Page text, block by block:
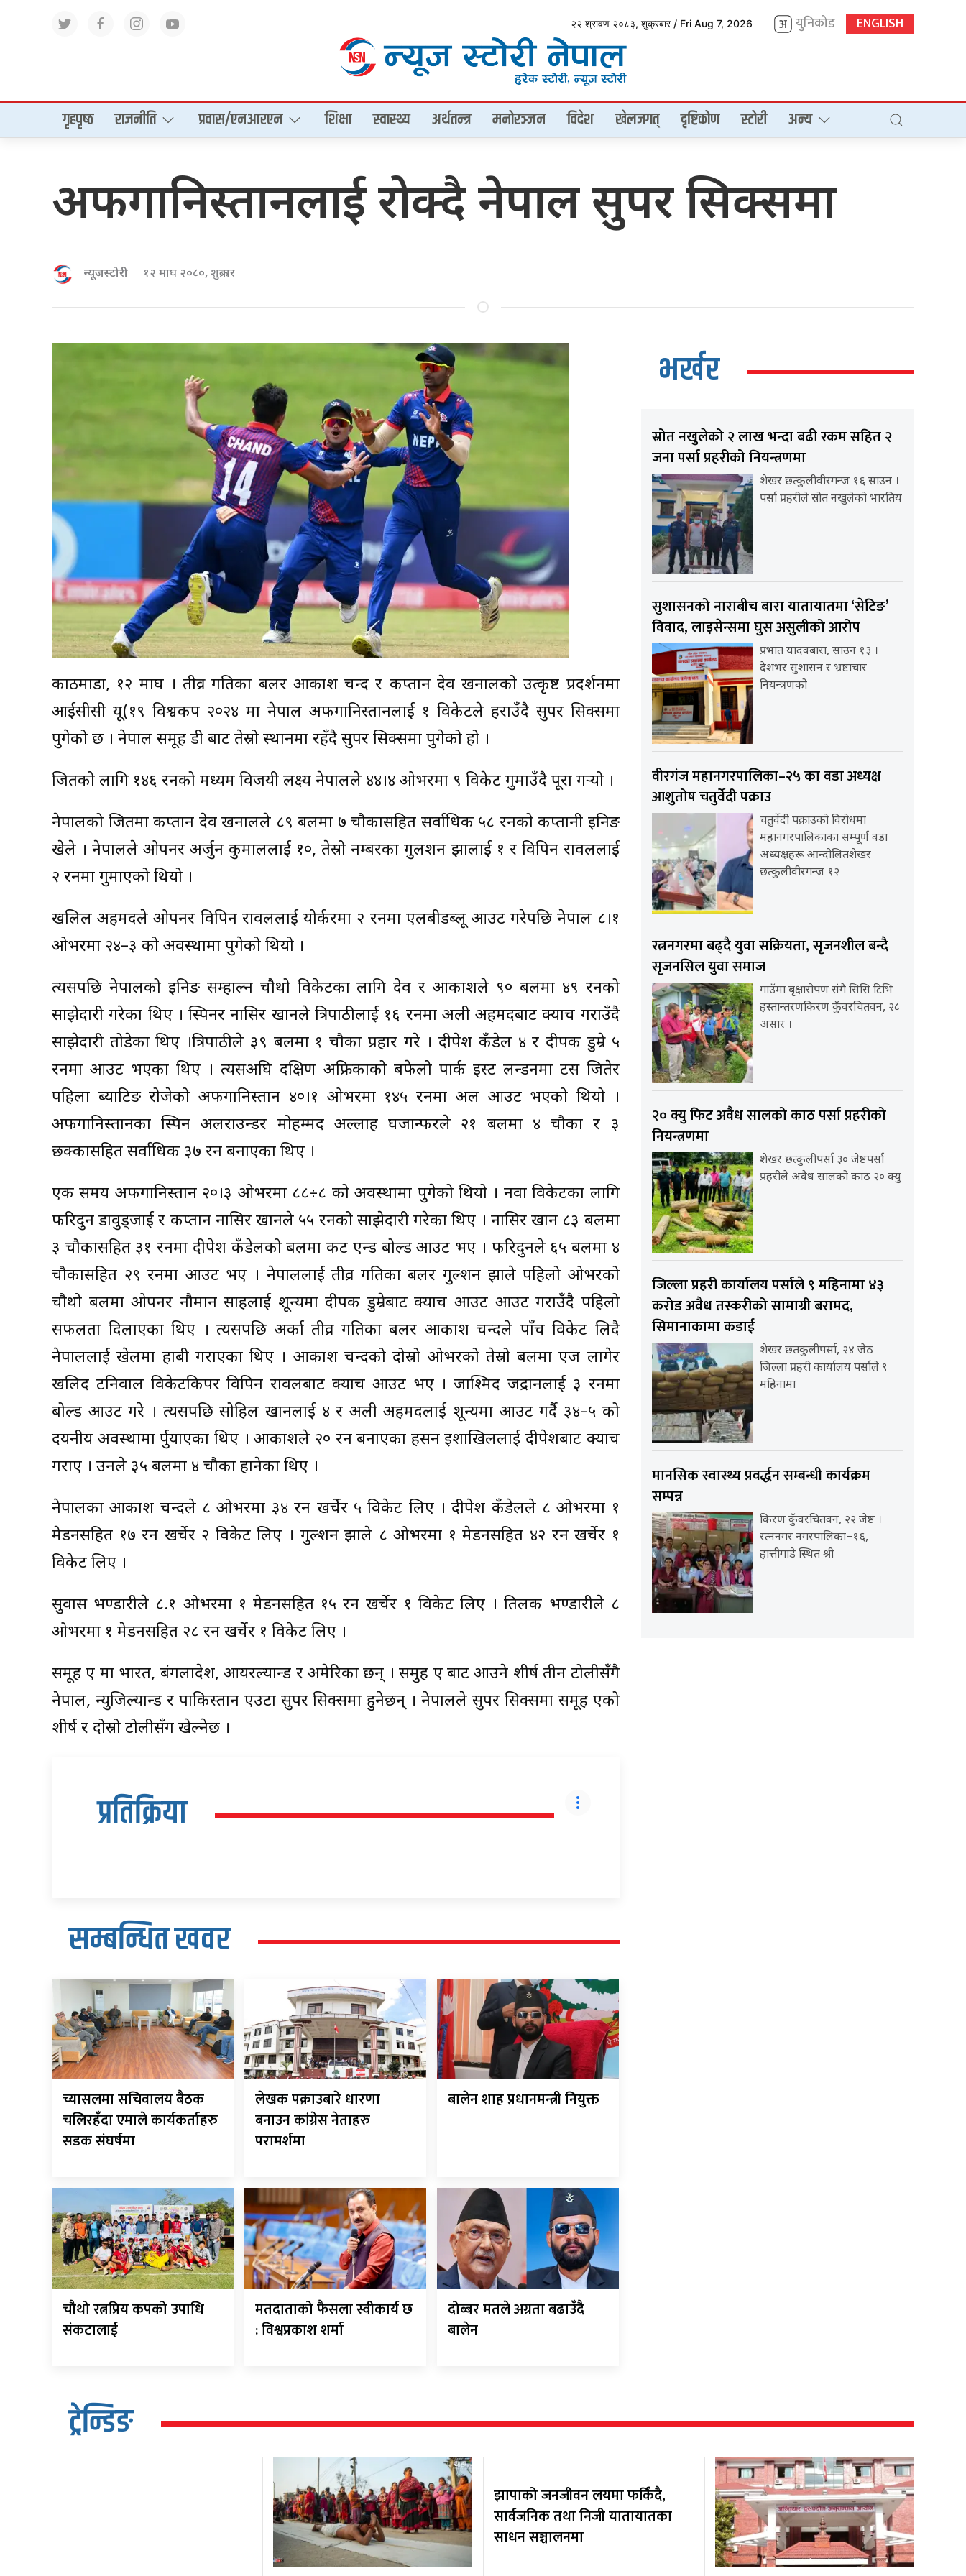
२२ श्रावण २०८३, शुक्रबार / Fri Aug 7, 2026 युनिकोड ENGLISH
गृहपृष्‍ठ राजनीति प्रवास/एनआरएन शिक्षा स्वास्थ्य अर्थतन्त्र मनोरञ्जन विदेश खेलजगत् दृष्टिकोण स्टोरी अन्य
अफगानिस्तानलाई रोक्दै नेपाल सुपर सिक्समा
न्यूजस्टोरी १२ माघ २०८०, शुक्रबार
काठमाडौं, १२ माघ । तीव्र गतिका बलर आकाश चन्द र कप्तान देव खनालको उत्कृष्ट प्रदर्शनमा
आईसीसी यू(१९ विश्वकप २०२४ मा नेपाल अफगानिस्तानलाई १ विकेटले हराउँदै सुपर सिक्समा
पुगेको छ । नेपाल समूह डी बाट तेस्रो स्थानमा रहँदै सुपर सिक्समा पुगेको हो ।
जितको लागि १४६ रनको मध्यम विजयी लक्ष्य नेपालले ४४।४ ओभरमा ९ विकेट गुमाउँदै पूरा गर्‍यो ।
नेपालको जितमा कप्तान देव खनालले ८९ बलमा ७ चौकासहित सर्वाधिक ५८ रनको कप्तानी इनिङ
खेले । नेपालले ओपनर अर्जुन कुमाललाई १०, तेस्रो नम्बरका गुलशन झालाई १ र विपिन रावललाई
२ रनमा गुमाएको थियो ।
खलिल अहमदले ओपनर विपिन रावललाई योर्करमा २ रनमा एलबीडब्लू आउट गरेपछि नेपाल ८।१
ओभरमा २४–३ को अवस्थामा पुगेको थियो ।
त्यसपछि नेपालको इनिङ सम्हाल्न चौथो विकेटका लागि देव र आकाशले ९० बलमा ४९ रनको
साझेदारी गरेका थिए । स्पिनर नासिर खानले त्रिपाठीलाई १६ रनमा अली अहमदबाट क्याच गराउँदै
साझेदारी तोडेका थिए ।त्रिपाठीले ३९ बलमा १ चौका प्रहार गरे । दीपेश कँडेल ४ र दीपक डुम्रे ५
रनमा आउट भएका थिए । त्यसअघि दक्षिण अफ्रिकाको बफेलो पार्क इस्ट लन्डनमा टस जितेर
पहिला ब्याटिङ रोजेको अफगानिस्तान ४०।१ ओभरमा १४५ रनमा अल आउट भएको थियो ।
अफगानिस्तानका स्पिन अलराउन्डर मोहम्मद अल्लाह घजान्फरले २१ बलमा ४ चौका र ३
छक्कासहित सर्वाधिक ३७ रन बनाएका थिए ।
एक समय अफगानिस्तान २०।३ ओभरमा ८८÷८ को अवस्थामा पुगेको थियो । नवौं विकेटका लागि
फरिदुन डावुड्जाई र कप्तान नासिर खानले ५५ रनको साझेदारी गरेका थिए । नासिर खान ८३ बलमा
३ चौकासहित ३१ रनमा दीपेश कँडेलको बलमा कट एन्ड बोल्ड आउट भए । फरिदुनले ६५ बलमा ४
चौकासहित २९ रनमा आउट भए । नेपाललाई तीव्र गतिका बलर गुल्शन झाले पहिलो ओभरको
चौथो बलमा ओपनर नौमान साहलाई शून्यमा दीपक डुम्रेबाट क्याच आउट आउट गराउँदै पहिलो
सफलता दिलाएका थिए । त्यसपछि अर्का तीव्र गतिका बलर आकाश चन्दले पाँच विकेट लिदै
नेपाललाई खेलमा हाबी गराएका थिए । आकाश चन्दको दोस्रो ओभरको तेस्रो बलमा एज लागेर
खलिद टनिवाल विकेटकिपर विपिन रावलबाट क्याच आउट भए । जाश्मिद जद्रानलाई ३ रनमा
बोल्ड आउट गरे । त्यसपछि सोहिल खानलाई ४ र अली अहमदलाई शून्यमा आउट गर्दै ३४–५ को
दयनीय अवस्थामा र्पुयाएका थिए । आकाशले २० रन बनाएका हसन इशाखिललाई दीपेशबाट क्याच
गराए । उनले ३५ बलमा ४ चौका हानेका थिए ।
नेपालका आकाश चन्दले ८ ओभरमा ३४ रन खर्चेर ५ विकेट लिए । दीपेश कँडेलले ८ ओभरमा १
मेडनसहित १७ रन खर्चेर २ विकेट लिए । गुल्शन झाले ८ ओभरमा १ मेडनसहित ४२ रन खर्चेर १
विकेट लिए ।
सुवास भण्डारीले ८.१ ओभरमा १ मेडनसहित १५ रन खर्चेर १ विकेट लिए । तिलक भण्डारीले ८
ओभरमा १ मेडनसहित २८ रन खर्चेर १ विकेट लिए ।
समूह ए मा भारत, बंगलादेश, आयरल्यान्ड र अमेरिका छन् । समुह ए बाट आउने शीर्ष तीन टोलीसँगै
नेपाल, न्युजिल्यान्ड र पाकिस्तान एउटा सुपर सिक्समा हुनेछन् । नेपालले सुपर सिक्समा समूह एको
शीर्ष र दोस्रो टोलीसँग खेल्नेछ ।
प्रतिक्रिया
सम्बन्धित खवर
च्यासलमा सचिवालय बैठक
चलिरहँदा एमाले कार्यकर्ताहरु
सडक संघर्षमा
लेखक पक्राउबारे धारणा
बनाउन कांग्रेस नेताहरु
परामर्शमा
बालेन शाह प्रधानमन्त्री नियुक्त
चौथो रत्नप्रिय कपको उपाधि
संकटालाई
मतदाताको फैसला स्वीकार्य छ
: विश्वप्रकाश शर्मा
दोब्बर मतले अग्रता बढाउँदै
बालेन
भर्खर
स्रोत नखुलेको २ लाख भन्दा बढी रकम सहित २
जना पर्सा प्रहरीको नियन्त्रणमा
शेखर छत्कुलीवीरगन्ज १६ साउन ।
पर्सा प्रहरीले स्रोत नखुलेको भारतिय
सुशासनको नाराबीच बारा यातायातमा ‘सेटिङ’
विवाद, लाइसेन्समा घुस असुलीको आरोप
प्रभात यादवबारा, साउन १३ ।
देशभर सुशासन र भ्रष्टाचार
नियन्त्रणको
वीरगंज महानगरपालिका–२५ का वडा अध्यक्ष
आशुतोष चतुर्वेदी पक्राउ
चतुर्वेदी पक्राउको विरोधमा
महानगरपालिकाका सम्पूर्ण वडा
अध्यक्षहरू आन्दोलितशेखर
छत्कुलीवीरगन्ज १२
रत्ननगरमा बढ्दै युवा सक्रियता, सृजनशील बन्दै
सृजनसिल युवा समाज
गाउँमा बृक्षारोपण संगै सिसि टिभि
हस्तान्तरणकिरण कुँवरचितवन, २८
असार ।
२० क्यु फिट अवैध सालको काठ पर्सा प्रहरीको
नियन्त्रणमा
शेखर छत्कुलीपर्सा ३० जेष्ठपर्सा
प्रहरीले अवैध सालको काठ २० क्यु
जिल्ला प्रहरी कार्यालय पर्साले ९ महिनामा ४३
करोड अवैध तस्करीको सामाग्री बरामद,
सिमानाकामा कडाई
शेखर छतकुलीपर्सा, २४ जेठ
जिल्ला प्रहरी कार्यालय पर्साले ९
महिनामा
मानसिक स्वास्थ्य प्रवर्द्धन सम्बन्धी कार्यक्रम
सम्पन्न
किरण कुँवरचितवन, २२ जेष्ठ ।
रत्ननगर नगरपालिका–१६,
हात्तीगाडे स्थित श्री
ट्रेन्डिङ
झापाको जनजीवन लयमा फर्किँदै,
सार्वजनिक तथा निजी यातायातका
साधन सञ्चालनमा